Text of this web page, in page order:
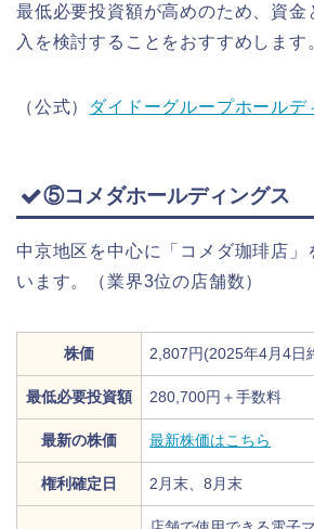
最低必要投資額が高めのため、資金
入を検討することをおすすめします
（公式） ダイドーグループホールデ
⑤コメダホールディングス
中京地区を中心に「コメダ珈琲店」
います。（業界3位の店舗数）
株価 2,807円(2025年4月4日
最低必要投資額 280,700円＋手数料
最新の株価 最新株価はこちら
権利確定日 2月末、8月末